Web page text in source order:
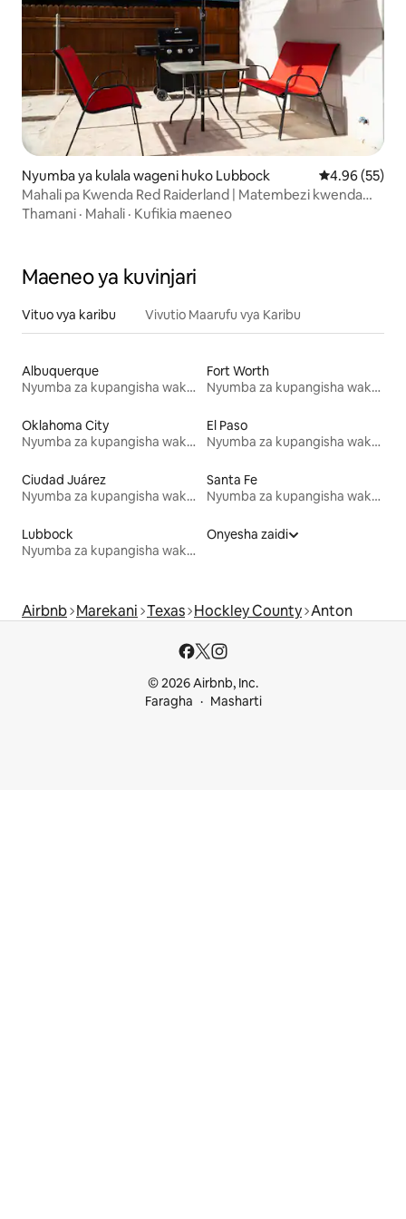
Nyumba ya kulala wageni huko Lubbock Ukadiriaji wa
4.96 (55)
Mahali pa Kwenda Red Raiderland | Matembezi kwenda
TTU | Vyumba 2 vya kulala/Mabafu 2
Thamani · Mahali · Kufikia maeneo
Maeneo ya kuvinjari
Vituo vya karibu Vivutio Maarufu vya Karibu
Albuquerque
Nyumba za kupangisha wakati wa likizo
Fort Worth
Nyumba za kupangisha wakati wa likizo
Oklahoma City
Nyumba za kupangisha wakati wa likizo
El Paso
Nyumba za kupangisha wakati wa likizo
Ciudad Juárez
Nyumba za kupangisha wakati wa likizo
Santa Fe
Nyumba za kupangisha wakati wa likizo
Lubbock
Nyumba za kupangisha wakati wa likizo
Onyesha zaidi
Airbnb Marekani Texas Hockley County Anton
© 2026 Airbnb, Inc.
Faragha
Masharti